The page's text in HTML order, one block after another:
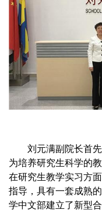
刘元满副院长首
为培养研究生科学的
在研究生教学实习方
指导，具有一套成熟
学中文部建立了新型